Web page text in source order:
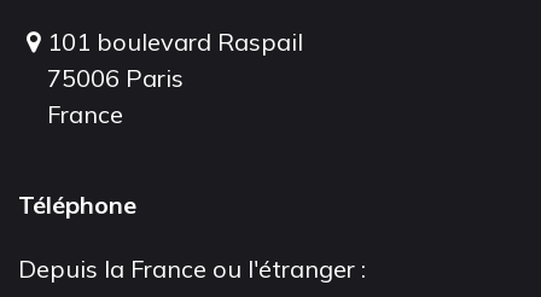
101 boulevard Raspail
75006 Paris
France
Téléphone
Depuis la France ou l'étranger :